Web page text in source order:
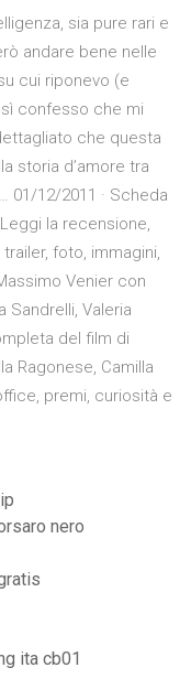
sia pure rari e
andare bene nelle
cui riponevo (e
confesso che mi
che questa
storia d’amore tra
01/12/2011 · Scheda
la recensione,
foto, immagini,
Venier con
Sandrelli, Valeria
del film di
Ragonese, Camilla
premi, curiosità e
nero
ita cb01